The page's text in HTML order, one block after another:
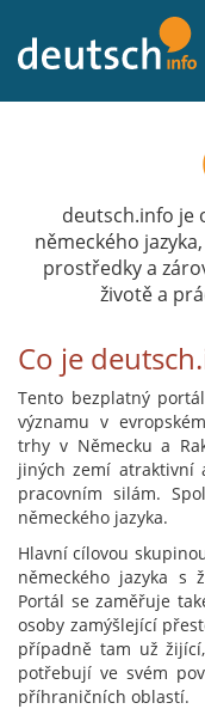
obsahu
deutsch.info je
německého
prostředky a
životě a
Co je
Tento bezplatný
významu v
trhy v Německu a
jiných zemí atraktivní
pracovním silám.
německého jazyka.
Hlavní cílovou
německého jazyka s
Portál se zaměřuje
osoby zamýšlející
případně tam už
potřebují ve svém
příhraničních oblastí.